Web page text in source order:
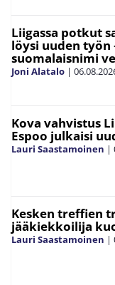
Liigassa potkut
löysi uuden työn
suomalaisnimi
Joni Alatalo |
Kova vahvistus
Espoo julkaisi
Lauri Saastamoinen |
Kesken treffien
jääkiekkoilija
Lauri Saastamoinen |